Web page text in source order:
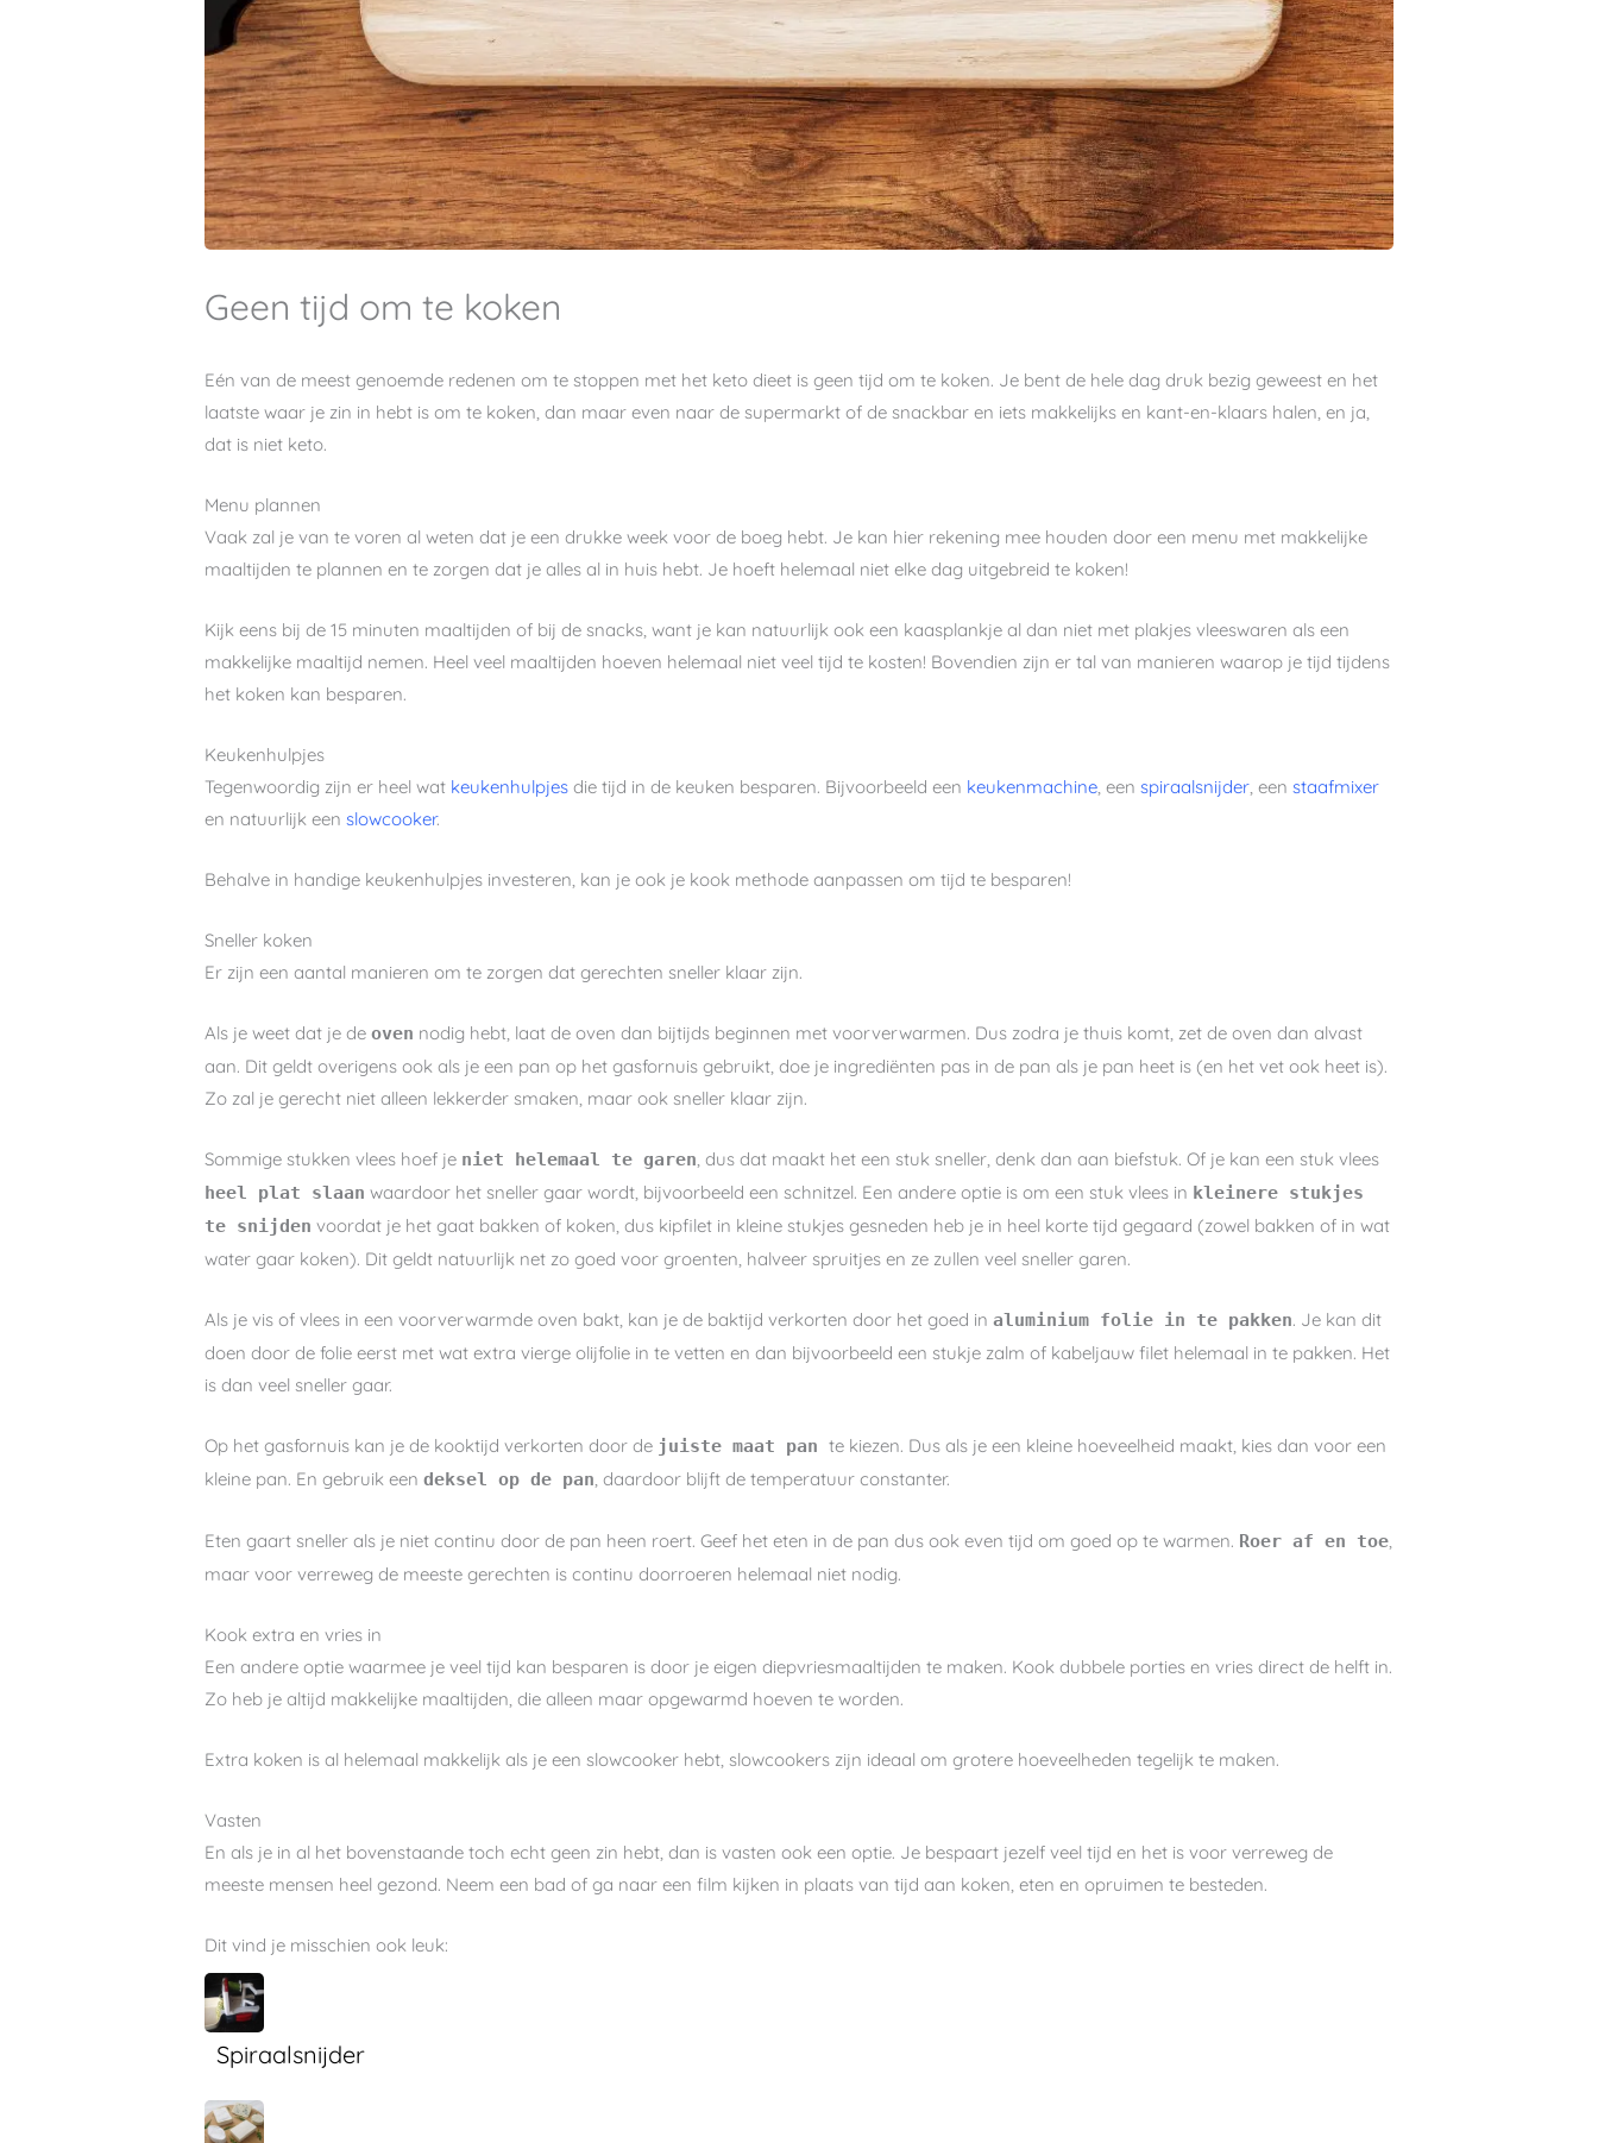
Geen tijd om te koken
Eén van de meest genoemde redenen om te stoppen met het keto dieet is geen tijd om te koken. Je bent de hele dag druk bezig geweest en het
laatste waar je zin in hebt is om te koken, dan maar even naar de supermarkt of de snackbar en iets makkelijks en kant-en-klaars halen, en ja,
dat is niet keto.
Menu plannen
Vaak zal je van te voren al weten dat je een drukke week voor de boeg hebt. Je kan hier rekening mee houden door een menu met makkelijke
maaltijden te plannen en te zorgen dat je alles al in huis hebt. Je hoeft helemaal niet elke dag uitgebreid te koken!
Kijk eens bij de 15 minuten maaltijden of bij de snacks, want je kan natuurlijk ook een kaasplankje al dan niet met plakjes vleeswaren als een
makkelijke maaltijd nemen. Heel veel maaltijden hoeven helemaal niet veel tijd te kosten! Bovendien zijn er tal van manieren waarop je tijd tijdens
het koken kan besparen.
Keukenhulpjes
Tegenwoordig zijn er heel wat keukenhulpjes die tijd in de keuken besparen. Bijvoorbeeld een keukenmachine , eenspiraalsnijder , eenstaafmixer
en natuurlijk eenslowcooker.
Behalve in handige keukenhulpjes investeren, kan je ook je kook methode aanpassen om tijd te besparen!
Sneller koken
Er zijn een aantal manieren om te zorgen dat gerechten sneller klaar zijn.
Als je weet dat je deoven nodig hebt, laat de oven dan bijtijds beginnen met voorverwarmen. Dus zodra je thuis komt, zet de oven dan alvast
aan. Dit geldt overigens ook als je een pan op het gasfornuis gebruikt, doe je ingrediënten pas in de pan als je pan heet is (en het vet ook heet is).
Zo zal je gerecht niet alleen lekkerder smaken, maar ook sneller klaar zijn.
Sommige stukken vlees hoef je niet helemaal te garen , dus dat maakt het een stuk sneller, denk dan aan biefstuk. Of je kan een stuk vlees
heel plat slaan waardoor het sneller gaar wordt, bijvoorbeeld een schnitzel. Een andere optie is om een stuk vlees in kleinere stukjes
te snijden voordat je het gaat bakken of koken, dus kipfilet in kleine stukjes gesneden heb je in heel korte tijd gegaard (zowel bakken of in wat
water gaar koken). Dit geldt natuurlijk net zo goed voor groenten, halveer spruitjes en ze zullen veel sneller garen.
Als je vis of vlees in een voorverwarmde oven bakt, kan je de baktijd verkorten door het goed inaluminium folie in te pakken. Je kan dit
doen door de folie eerst met wat extra vierge olijfolie in te vetten en dan bijvoorbeeld een stukje zalm of kabeljauw filet helemaal in te pakken. Het
is dan veel sneller gaar.
Op het gasfornuis kan je de kooktijd verkorten door de juiste maat pante kiezen. Dus als je een kleine hoeveelheid maakt, kies dan voor een
kleine pan. En gebruik eendeksel op de pan , daardoor blijft de temperatuur constanter.
Eten gaart sneller als je niet continu door de pan heen roert. Geef het eten in de pan dus ook even tijd om goed op te warmen. Roer af en toe
maar voor verreweg de meeste gerechten is continu doorroeren helemaal niet nodig.
Kook extra en vries in
Een andere optie waarmee je veel tijd kan besparen is door je eigen diepvriesmaaltijden te maken. Kook dubbele porties en vries direct de helft in.
Zo heb je altijd makkelijke maaltijden, die alleen maar opgewarmd hoeven te worden.
Extra koken is al helemaal makkelijk als je een slowcooker hebt, slowcookers zijn ideaal om grotere hoeveelheden tegelijk te maken.
Vasten
En als je in al het bovenstaande toch echt geen zin hebt, dan is vasten ook een optie. Je bespaart jezelf veel tijd en het is voor verreweg de
meeste mensen heel gezond. Neem een bad of ga naar een film kijken in plaats van tijd aan koken, eten en opruimen te besteden.
Dit vind je misschien ook leuk:
Spiraalsnijder